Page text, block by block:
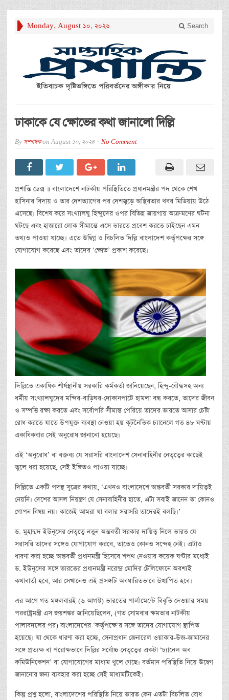
Monday, August 10, 2026 Search
ঢাকাকে যে ক্ষোভের কথা জানালো দিল্লি
By সম্পাদকonAugust 10, 2024 No Comment
প্রশান্তি ডেক্স ॥ বাংলাদেশে নাটকীয় পরিস্থিতিতে প্রধানমন্ত্রীর পদ থেকে শেখ
হাসিনার বিদায় ও তার দেশত্যাগের পর দেশজুড়ে অস্থিরতার খবর মিডিয়ায় উঠে
এসেছে। বিশেষ করে সংখ্যালঘু হিন্দুদের ওপর বিভিন্ন জায়গায় আক্রমণের ঘটনা
ঘটছে এবং হাজারো লোক সীমান্তে এসে ভারতে প্রবেশ করতে চাইছেন এমন
তথ্যও পাওয়া যাচ্ছে। এতে উদ্বিগ্ন ও বিচলিত দিল্লি বাংলাদেশ কর্তৃপক্ষের সঙ্গে
যোগাযোগ করেছে এবং তাদের ‘ক্ষোভ’ প্রকাশ করেছে।
দিল্লিতে একাধিক শীর্ষস্থানীয় সরকারি কর্মকর্তা জানিয়েছেন, হিন্দু-বৌদ্ধসহ অন্য
ধর্মীয় সংখ্যালঘুদের মন্দির-বাড়িঘর-দোকানপাটে হামলা বন্ধ করতে, তাদের জীবন
ও সম্পত্তি রক্ষা করতে এবং সর্বোপরি সীমান্ত পেরিয়ে তাদের ভারতে আসার চেষ্টা
রোধ করতে যাতে উপযুক্ত ব্যবস্থা নেওয়া হয় কূটনৈতিক চ্যানেলে গত ৪৮ ঘণ্টায়
একাধিকবার সেই অনুরোধ জানানো হয়েছে।
এই ‘অনুরোধ’ বা বক্তব্য যে সরাসরি বাংলাদেশ সেনাবাহিনীর নেতৃত্বের কাছেই
তুলে ধরা হয়েছে, সেই ইঙ্গিতও পাওয়া যাচ্ছে।
দিল্লিতে একটি পদস্থ সূত্রের কথায়, ‘এখনও বাংলাদেশে অন্তবর্তী সরকার দায়িত্বই
নেয়নি। দেশের আসল নিয়ন্ত্রণ যে সেনাবাহিনীর হাতে, এটা সবাই জানেন তা কোনও
গোপন বিষয় নয়। কাজেই আমরা যা বলার সরাসরি তাদেরই বলছি।’
ড. মুহাম্মদ ইউনূসের নেতৃত্বে নতুন অন্তবর্তী সরকার দায়িত্ব নিলে ভারত যে
সরাসরি তাদের সঙ্গেও যোগাযোগ করবে, তাতেও কোনও সন্দেহ নেই। এটাও
ধারণা করা হচ্ছে অন্তবর্তী প্রধানমন্ত্রী হিসেবে শপথ নেওয়ার কয়েক ঘণ্টার মধ্যেই
ড. ইউনূসের সঙ্গে ভারতের প্রধানমন্ত্রী নরেন্দ্র মোদির টেলিফোনে অবশ্যই
কথাবার্তা হবে, আর সেখানেও এই প্রসঙ্গটি অবধারিতভাবে উত্থাপিত হবে।
এর আগে গত মঙ্গলবারই (৬ আগস্ট) ভারতের পার্লামেন্টে বিবৃতি দেওয়ার সময়
পররাষ্ট্রমন্ত্রী এস জয়শঙ্কর জানিয়েছিলেন, (গত সোমবার ক্ষমতার নাটকীয়
পালাবদলের পর) বাংলাদেশের ‘কর্তৃপক্ষে’র সঙ্গে তাদের যোগাযোগ স্থাপিত
হয়েছে। যা থেকে ধারণা করা হচ্ছে, সেনাপ্রধান জেনারেল ওয়াকার-উজ-জামানের
সঙ্গে প্রত্যক্ষ বা পরোক্ষভাবে দিল্লির সর্বোচ্চ নেতৃত্বের একটা ‘চ্যানেল অব
কমিউনিকেশন’ বা যোগাযোগের মাধ্যম খুলে গেছে। বর্তমান পরিস্থিতি নিয়ে উদ্বেগ
জানানোর জন্য ব্যবহার করা হচ্ছে সেই মাধ্যমটিকেই।
কিন্তু প্রশ্ন হলো, বাংলাদেশের পরিস্থিতি নিয়ে ভারত কেন এতটা বিচলিত বোধ